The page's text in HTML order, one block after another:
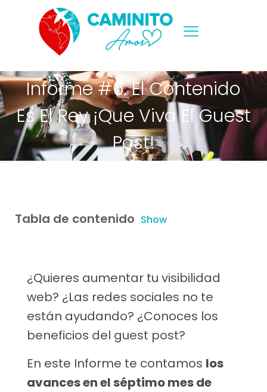
Informe #6: El Contenido
Es El Rey ¡Que Viva El Guest
Post!
Tabla de contenido Show
¿Quieres aumentar tu visibilidad
web? ¿Las redes sociales no te
están ayudando? ¿Conoces los
beneficios del guest post?
En este Informe te contamos los
avances en el séptimo mes de